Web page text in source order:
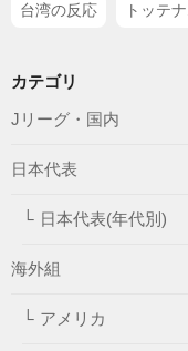
台湾の反応 トッテ
カテゴリ
Jリーグ・国内
日本代表
日本代表(年代別)
海外組
アメリカ